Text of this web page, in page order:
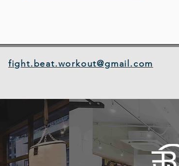
fight.beat.workout@gmail.com